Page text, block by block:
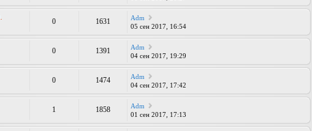
0 1631
Adm
05 сен 2017, 16:54
0 1391
Adm
04 сен 2017, 19:29
0 1474
Adm
04 сен 2017, 17:42
1 1858
Adm
01 сен 2017, 17:13